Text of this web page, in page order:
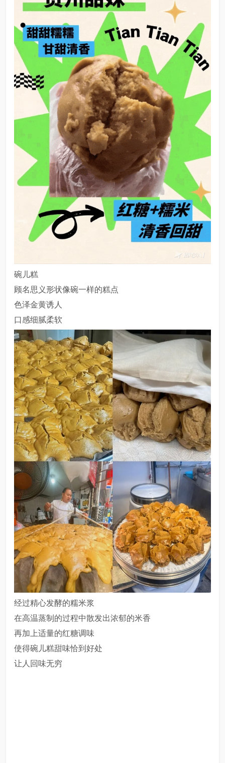
碗儿糕
顾名思义形状像碗一样的糕点
色泽金黄诱人
口感细腻柔软
经过精心发酵的糯米浆
在高温蒸制的过程中散发出浓郁的米香
再加上适量的红糖调味
使得碗儿糕甜味恰到好处
让人回味无穷